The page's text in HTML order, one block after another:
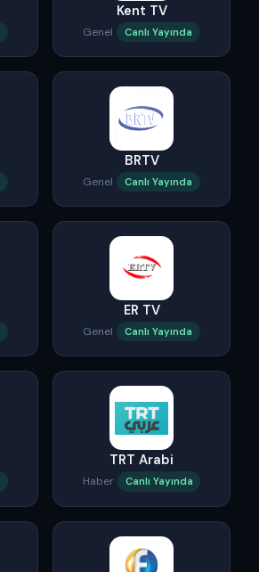
Kent TV
Genel Canlı Yayında
BRTV
Genel Canlı Yayında
ER TV
Genel Canlı Yayında
TRT Arabi
Haber Canlı Yayında